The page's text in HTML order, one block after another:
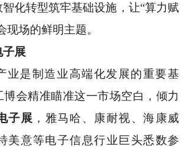
化转型筑牢基础设施，让“算力赋
现场的鲜明主题。
子展
业是制造业高端化发展的重要基
会精准瞄准这一市场空白，倾力
子展 ，雅马哈、康耐视、海康威
美意等电子信息行业巨头悉数参